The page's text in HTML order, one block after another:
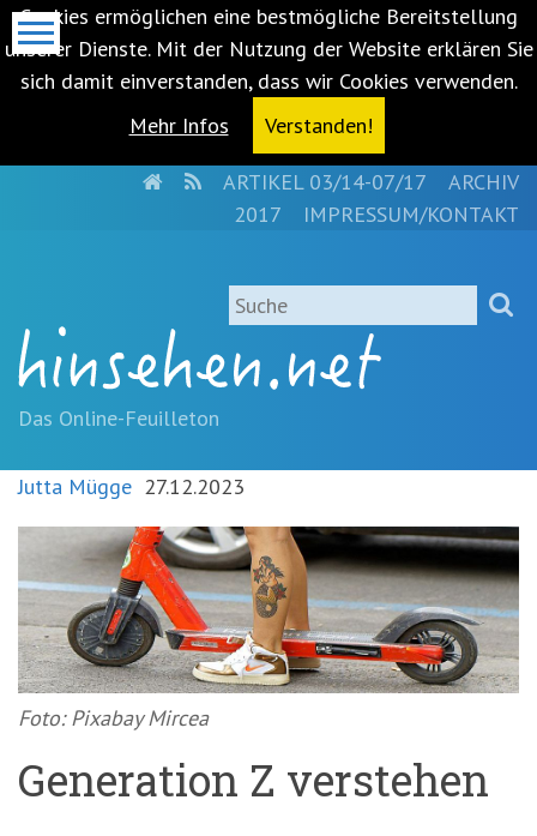
Cookies ermöglichen eine bestmögliche Bereitstellung
unserer Dienste. Mit der Nutzung der Website erklären Sie
sich damit einverstanden, dass wir Cookies verwenden.
Mehr Infos
Verstanden!
springen
(Accesskey
'1')Zur
springen
springen
(Accesskey
'2')
HOMERSSARTIKEL 03/14-07/17
ARCHIV
2017
IMPRESSUM/KONTAKT
Suche
Das Online-Feuilleton
Jutta Mügge 27.12.2023
Foto: Pixabay Mircea
Generation Z verstehen